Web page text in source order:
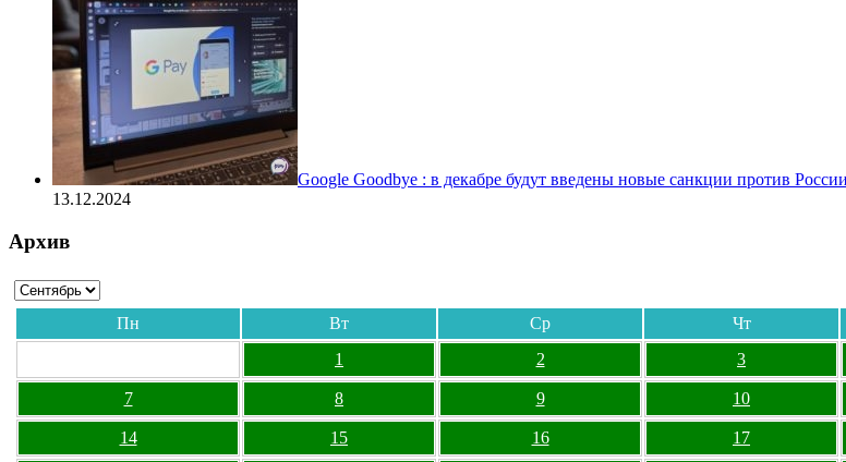
Google Goodbye : в декабре будут введены новые санкции против России
13.12.2024
Архив
Пн Вт Ср Чт
1
2 3
7 8 9 10
14 15 16 17